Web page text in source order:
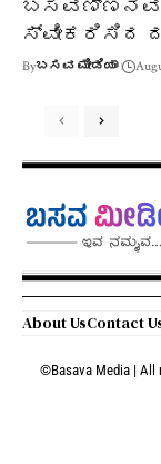
ಸ್ವೀಕರಿಸಿದ
Byಬಸವ ಮೀಡಿಯಾ
About UsContact
©Basava Media | All